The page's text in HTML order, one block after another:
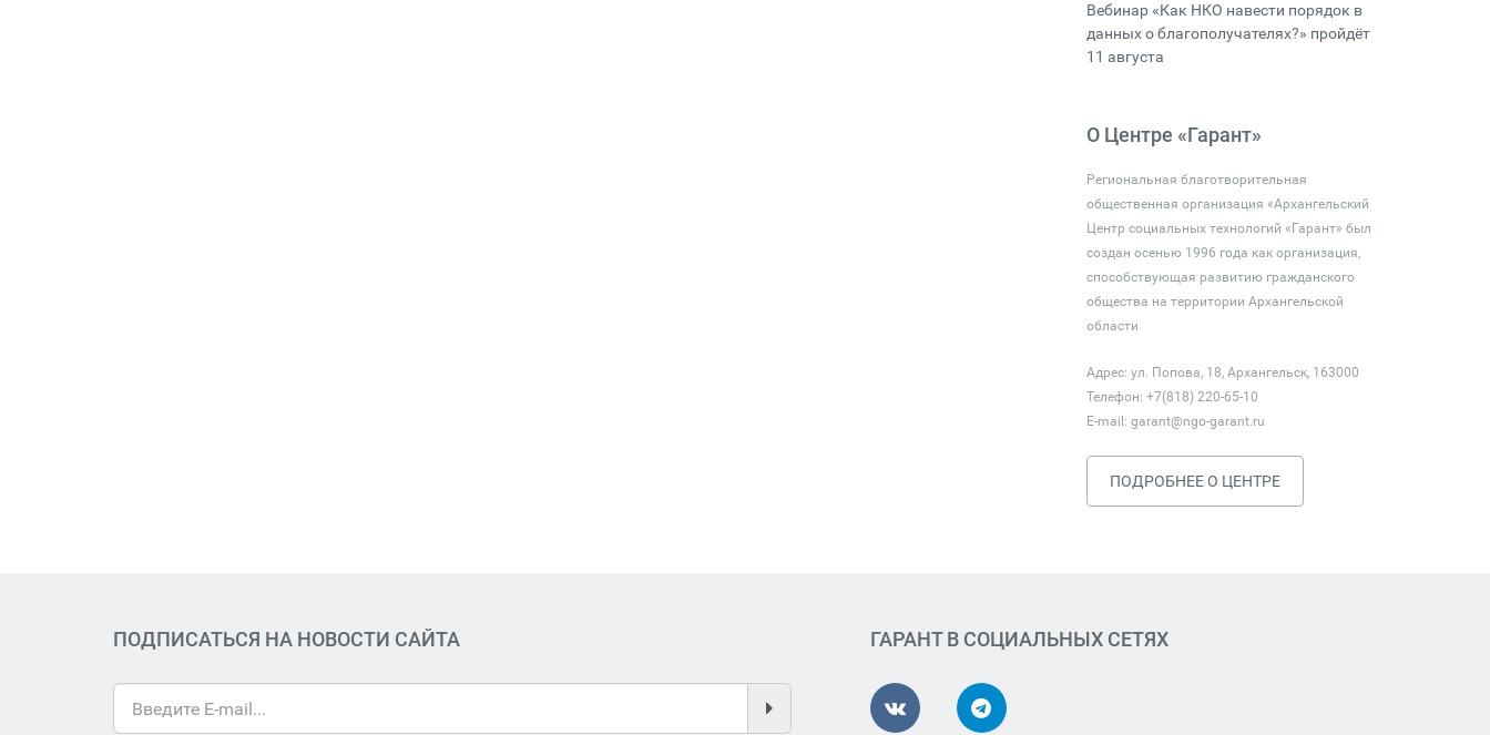
Вебинар «Как НКО навести порядок в
данных о благополучателях?» пройдёт
11 августа
О Центре «Гарант»
Региональная благотворительная
общественная организация «Архангельский
Центр социальных технологий «Гарант» был
создан осенью 1996 года как организация,
способствующая развитию гражданского
общества на территории Архангельской
области
Адрес: ул. Попова, 18, Архангельск, 163000
Телефон: +7(818) 220-65-10
E-mail: garant@ngo-garant.ru
ПОДРОБНЕЕ О ЦЕНТРЕ
ПОДПИСАТЬСЯ НА НОВОСТИ САЙТА ГАРАНТ В СОЦИАЛЬНЫХ СЕТЯХ